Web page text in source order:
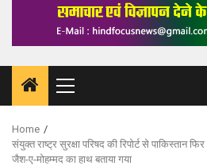
Primary
Menu
Home
संयुक्त राष्ट्र सुरक्षा परिषद की रिपोर्ट से पाकिस्तान
जैश-ए-मोहम्मद का हाथ बताया गया